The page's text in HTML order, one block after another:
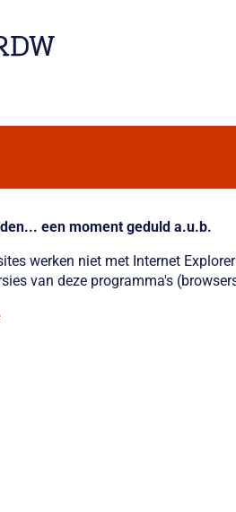
een moment geduld a.u.b.
werken niet met Internet
van deze programma's